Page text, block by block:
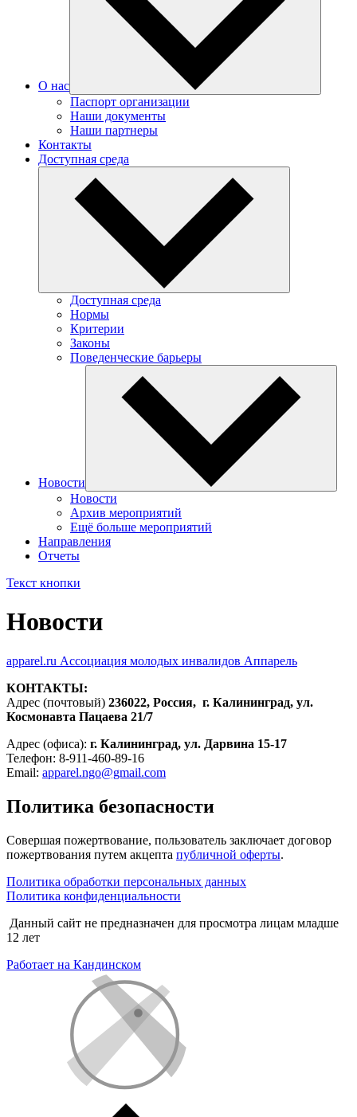
О нас
Паспорт организации
Наши документы
Наши партнеры
Контакты
Доступная среда
Доступная среда
Нормы
Критерии
Законы
Поведенческие барьеры
Новости
Новости
Архив мероприятий
Ещё больше мероприятий
Направления
Отчеты
Текст кнопки
Новости
apparel.ru Ассоциация молодых инвалидов Аппарель
КОНТАКТЫ:
Адрес (почтовый) 236022, Россия, г. Калининград, ул.
Космонавта Пацаева 21/7
Адрес (офиса): г. Калининград, ул. Дарвина 15-17
Телефон: 8-911-460-89-16
Email: apparel.ngo@gmail.com
Политика безопасности
Совершая пожертвование, пользователь заключает договор
пожертвования путем акцепта публичной оферты.
Политика обработки персональных данных
Политика конфиденциальности
Данный сайт не предназначен для просмотра лицам младше
12 лет
Работает на Кандинском